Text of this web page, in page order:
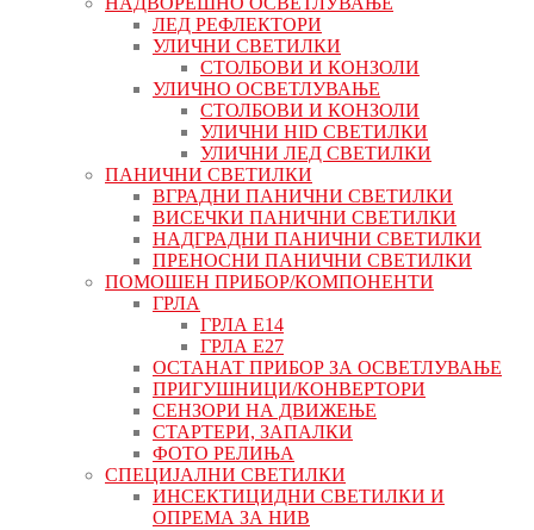
ЛЕД РЕФЛЕКТОРИ
УЛИЧНИ СВЕТИЛКИ
СТОЛБОВИ И КОНЗОЛИ
УЛИЧНО ОСВЕТЛУВАЊЕ
СТОЛБОВИ И КОНЗОЛИ
УЛИЧНИ HID СВЕТИЛКИ
УЛИЧНИ ЛЕД СВЕТИЛКИ
ПАНИЧНИ СВЕТИЛКИ
ВГРАДНИ ПАНИЧНИ СВЕТИЛКИ
ВИСЕЧКИ ПАНИЧНИ СВЕТИЛКИ
НАДГРАДНИ ПАНИЧНИ СВЕТИЛКИ
ПРЕНОСНИ ПАНИЧНИ СВЕТИЛКИ
ПОМОШЕН ПРИБОР/КОМПОНЕНТИ
ГРЛА
ГРЛА Е14
ГРЛА Е27
ОСТАНАТ ПРИБОР ЗА ОСВЕТЛУВАЊЕ
ПРИГУШНИЦИ/КОНВЕРТОРИ
СЕНЗОРИ НА ДВИЖЕЊЕ
СТАРТЕРИ, ЗАПАЛКИ
ФОТО РЕЛИЊА
СПЕЦИЈАЛНИ СВЕТИЛКИ
ИНСЕКТИЦИДНИ СВЕТИЛКИ И
ОПРЕМА ЗА НИВ